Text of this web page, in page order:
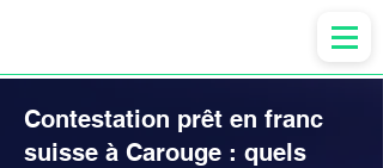
Contestation prêt en franc
suisse à Carouge : quels